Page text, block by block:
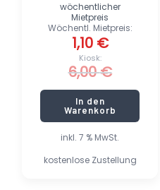
inkl. 7 % MwSt.
kostenlose Zustellung
Kiosk:
6,00€
Wöchentl. Mietpreis:
1,10 €
wöchentlicher
Mietpreis
In den
Warenkorb